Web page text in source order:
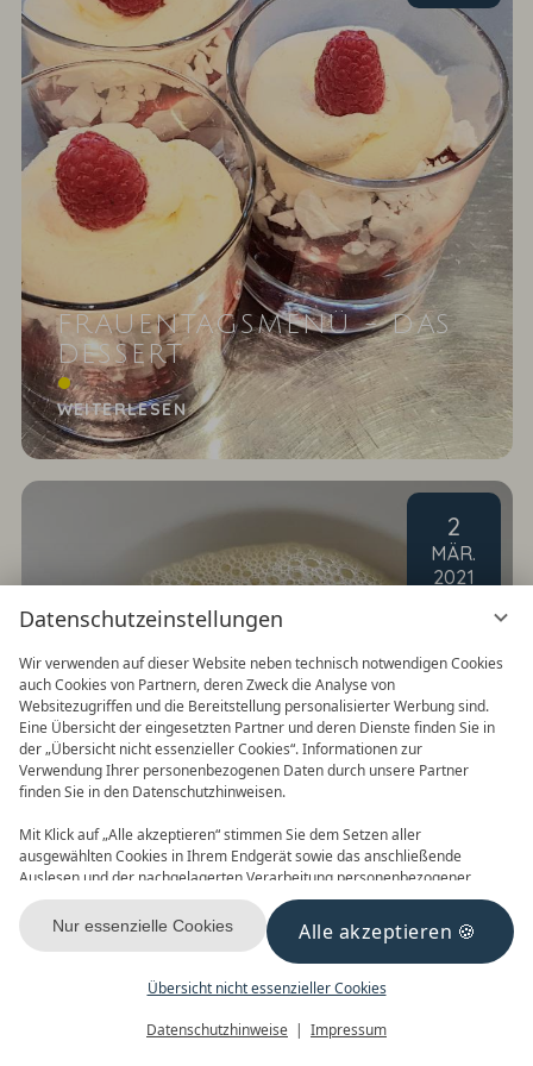
Datenschutzeinstellungen
Wir verwenden auf dieser Website neben technisch notwendigen Cookies
auch Cookies von Partnern, deren Zweck die Analyse von
Websitezugriffen und die Bereitstellung personalisierter Werbung sind.
Eine Übersicht der eingesetzten Partner und deren Dienste finden Sie in
der „Übersicht nicht essenzieller Cookies“. Informationen zur
Verwendung Ihrer personenbezogenen Daten durch unsere Partner
finden Sie in den Datenschutzhinweisen.
Mit Klick auf „Alle akzeptieren“ stimmen Sie dem Setzen aller
ausgewählten Cookies in Ihrem Endgerät sowie das anschließende
Auslesen und der nachgelagerten Verarbeitung personenbezogener
Daten (z.B. Ihrer IP-Adresse) durch uns und unseren Partnern zu. Falls
Sie damit nicht einverstanden sind, klicken Sie bitte auf „Nur essenzielle
Cookies“. Eine individuelle Auswahl können Sie unter „Übersicht nicht
essenzieller Cookies“ tätigen. Sie können Ihre Auswahl im Fußbereich
dieser Website oder in den Datenschutzhinweisen jederzeit aufrufen und
Alle akzeptieren
Nur essenzielle Cookies
Übersicht nicht essenzieller Cookies
Datenschutzhinweise Impressum
GutscheineBuchen
FRAUENTAGSMENÜ - DAS
DESSERT
Mascarpone-Himbeer-Traum mit Baiser
WEITERLESEN
2
MÄR.
2021
FRAUENTAGSMENÜ - DIE
VORSPEISE
Apfel-Sellerie-Schaum-Süppchen mit Pinienkernen